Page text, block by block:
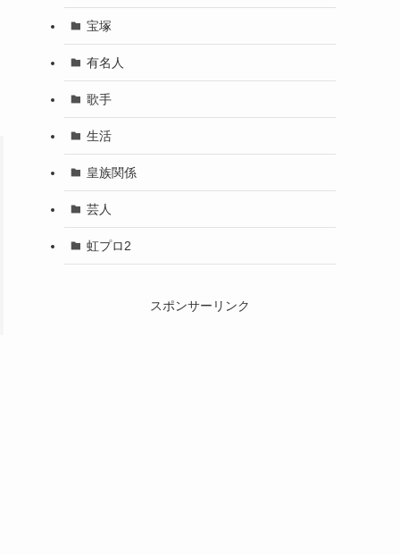
宝塚
有名人
歌手
生活
皇族関係
芸人
虹プロ2
スポンサーリンク